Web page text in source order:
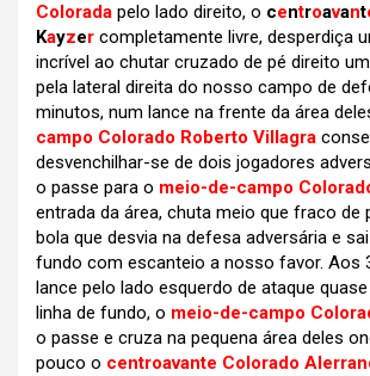
Colorada pelo lado direito, o centroavant
Kayzer completamente livre, desperdiça
incrível ao chutar cruzado de pé direito
pela lateral direita do nosso campo de
minutos, num lance na frente da área
campo Colorado Roberto Villagra
desvenchilhar-se de dois jogadores
o passe para o meio-de-campo
entrada da área, chuta meio que fraco de
bola que desvia na defesa adversária e
fundo com escanteio a nosso favor. Aos
lance pelo lado esquerdo de ataque
linha de fundo, o meio-de-campo
o passe e cruza na pequena área deles
pouco o centroavante Colorado